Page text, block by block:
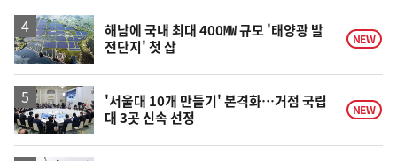
상
승
해남에 국내 최대 400㎿ 규모 '태양광 발
전단지' 첫 삽
NEW
'서울대 10개 만들기' 본격화…거점 국립
대 3곳 신속 선정
NEW